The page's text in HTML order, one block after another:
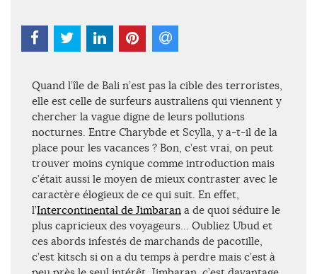
Quand l’île de Bali n’est pas la cible des terroristes,
elle est celle de surfeurs australiens qui viennent y
chercher la vague digne de leurs pollutions
nocturnes. Entre Charybde et Scylla, y a-t-il de la
place pour les vacances ? Bon, c’est vrai, on peut
trouver moins cynique comme introduction mais
c’était aussi le moyen de mieux contraster avec le
caractère élogieux de ce qui suit. En effet,
l’Intercontinental de Jimbaran a de quoi séduire le
plus capricieux des voyageurs… Oubliez Ubud et
ces abords infestés de marchands de pacotille,
c’est kitsch si on a du temps à perdre mais c’est à